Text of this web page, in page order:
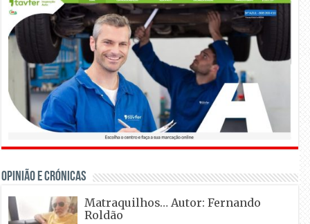
OPINIÃO E CRÓNICAS
Matraquilhos… Autor: Fernando
Roldão